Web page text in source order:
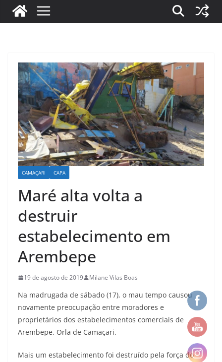
CAMAÇARI CAPA
Maré alta volta a
destruir
estabelecimento em
Arembepe
19 de agosto de 2019 Milane Vilas Boas
Na madrugada de sábado (17), o mau tempo causou
novamente preocupação entre moradores e
proprietários dos estabelecimentos comerciais de
Arembepe, Orla de Camaçari.
Mais um estabelecimento foi destruído pela força do